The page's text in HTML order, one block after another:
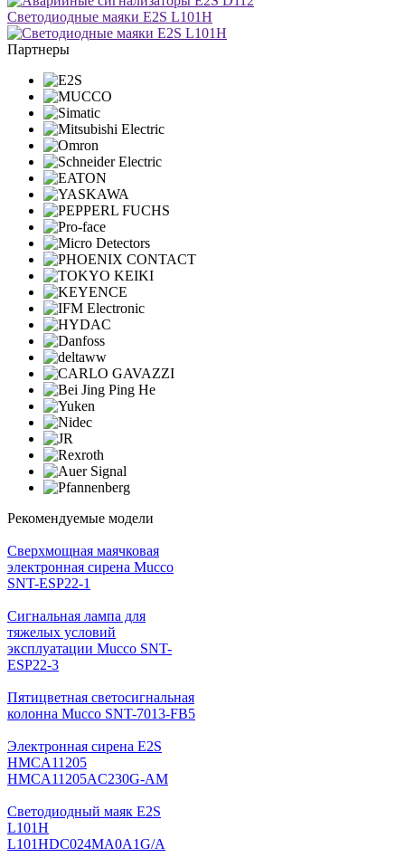
Светодиодные маяки E2S L101H
Партнеры
Рекомендуемые модели
Cверхмощная маячковая
электронная сирена Mucco
SNT-ESP22-1
Сигнальная лампа для
тяжелых условий
эксплуатации Mucco SNT-
ESP22-3
Пятицветная светосигнальная
колонна Mucco SNT-7013-FB5
Электронная сирена E2S
HMCA11205
HMCA11205AC230G-AM
Светодиодный маяк E2S
L101H
L101HDC024MA0A1G/A